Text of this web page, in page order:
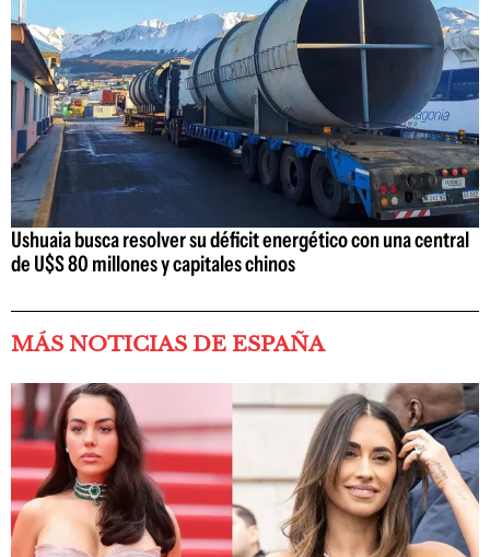
Ushuaia busca resolver su déficit energético con una central
de U$S 80 millones y capitales chinos
MÁS NOTICIAS DE ESPAÑA